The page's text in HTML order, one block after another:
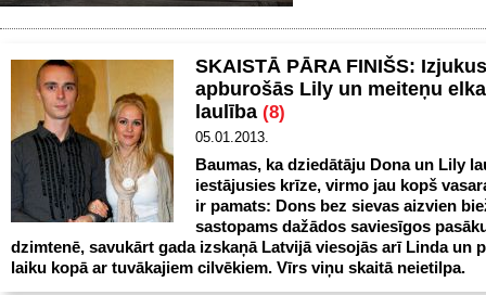
SKAISTĀ PĀRA FINIŠS:
apburošās Lily un meiteņu
laulība (8)
05.01.2013.
Baumas, ka dziedātāju Dona un Lily
iestājusies krīze, virmo jau kopš
ir pamats: Dons bez sievas aizvien
sastopams dažādos saviesīgos
dzimtenē, savukārt gada izskaņā Latvijā viesojās arī Linda un
laiku kopā ar tuvākajiem cilvēkiem. Vīrs viņu skaitā neietilpa.